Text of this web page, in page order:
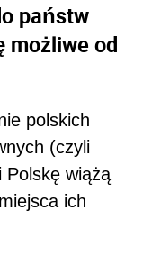
państw
możliwe od
polskich
(czyli
Polskę wiążą
ich